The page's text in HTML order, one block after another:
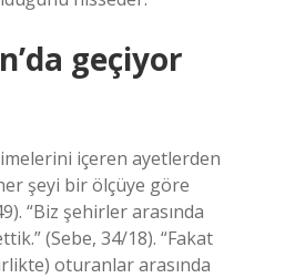
geçiyor
içeren ayetlerden
şeyi bir ölçüye göre
“Biz şehirler arasında
(Sebe, 34/18). “Fakat
oturanlar arasında